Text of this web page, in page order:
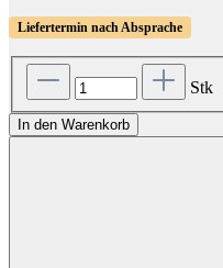
Liefertermin nach Absprache
Stk
In den Warenkorb